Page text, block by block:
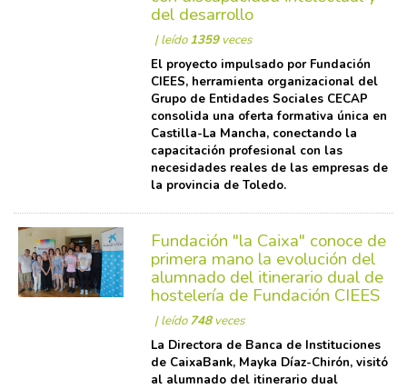
del desarrollo
| leído1359veces
El proyecto impulsado por Fundación
CIEES, herramienta organizacional del
Grupo de Entidades Sociales CECAP
consolida una oferta formativa única en
Castilla-La Mancha, conectando la
capacitación profesional con las
necesidades reales de las empresas de
la provincia de Toledo.
Fundación "la Caixa" conoce de
primera mano la evolución del
alumnado del itinerario dual de
hostelería de Fundación CIEES
| leído748veces
La Directora de Banca de Instituciones
de CaixaBank, Mayka Díaz-Chirón, visitó
al alumnado del itinerario dual